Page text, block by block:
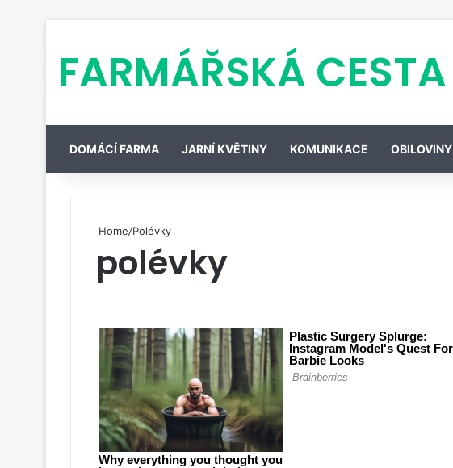
FARMÁŘSKÁ CESTA
DOMÁCÍ FARMA JARNÍ KVĚTINY KOMUNIKACE OBILOVINY
Home/Polévky
polévky